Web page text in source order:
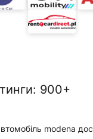
: 900+
modena